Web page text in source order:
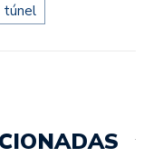
túnel